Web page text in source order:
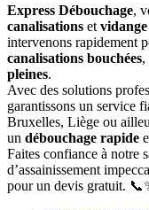
Express Débouchage,
canalisations et vidange
intervenons rapidement
canalisations bouchées,
pleines.
Avec des solutions
garantissons un service
Bruxelles, Liège ou
un débouchage rapide
Faites confiance à notre
d’assainissement
pour un devis gratuit.